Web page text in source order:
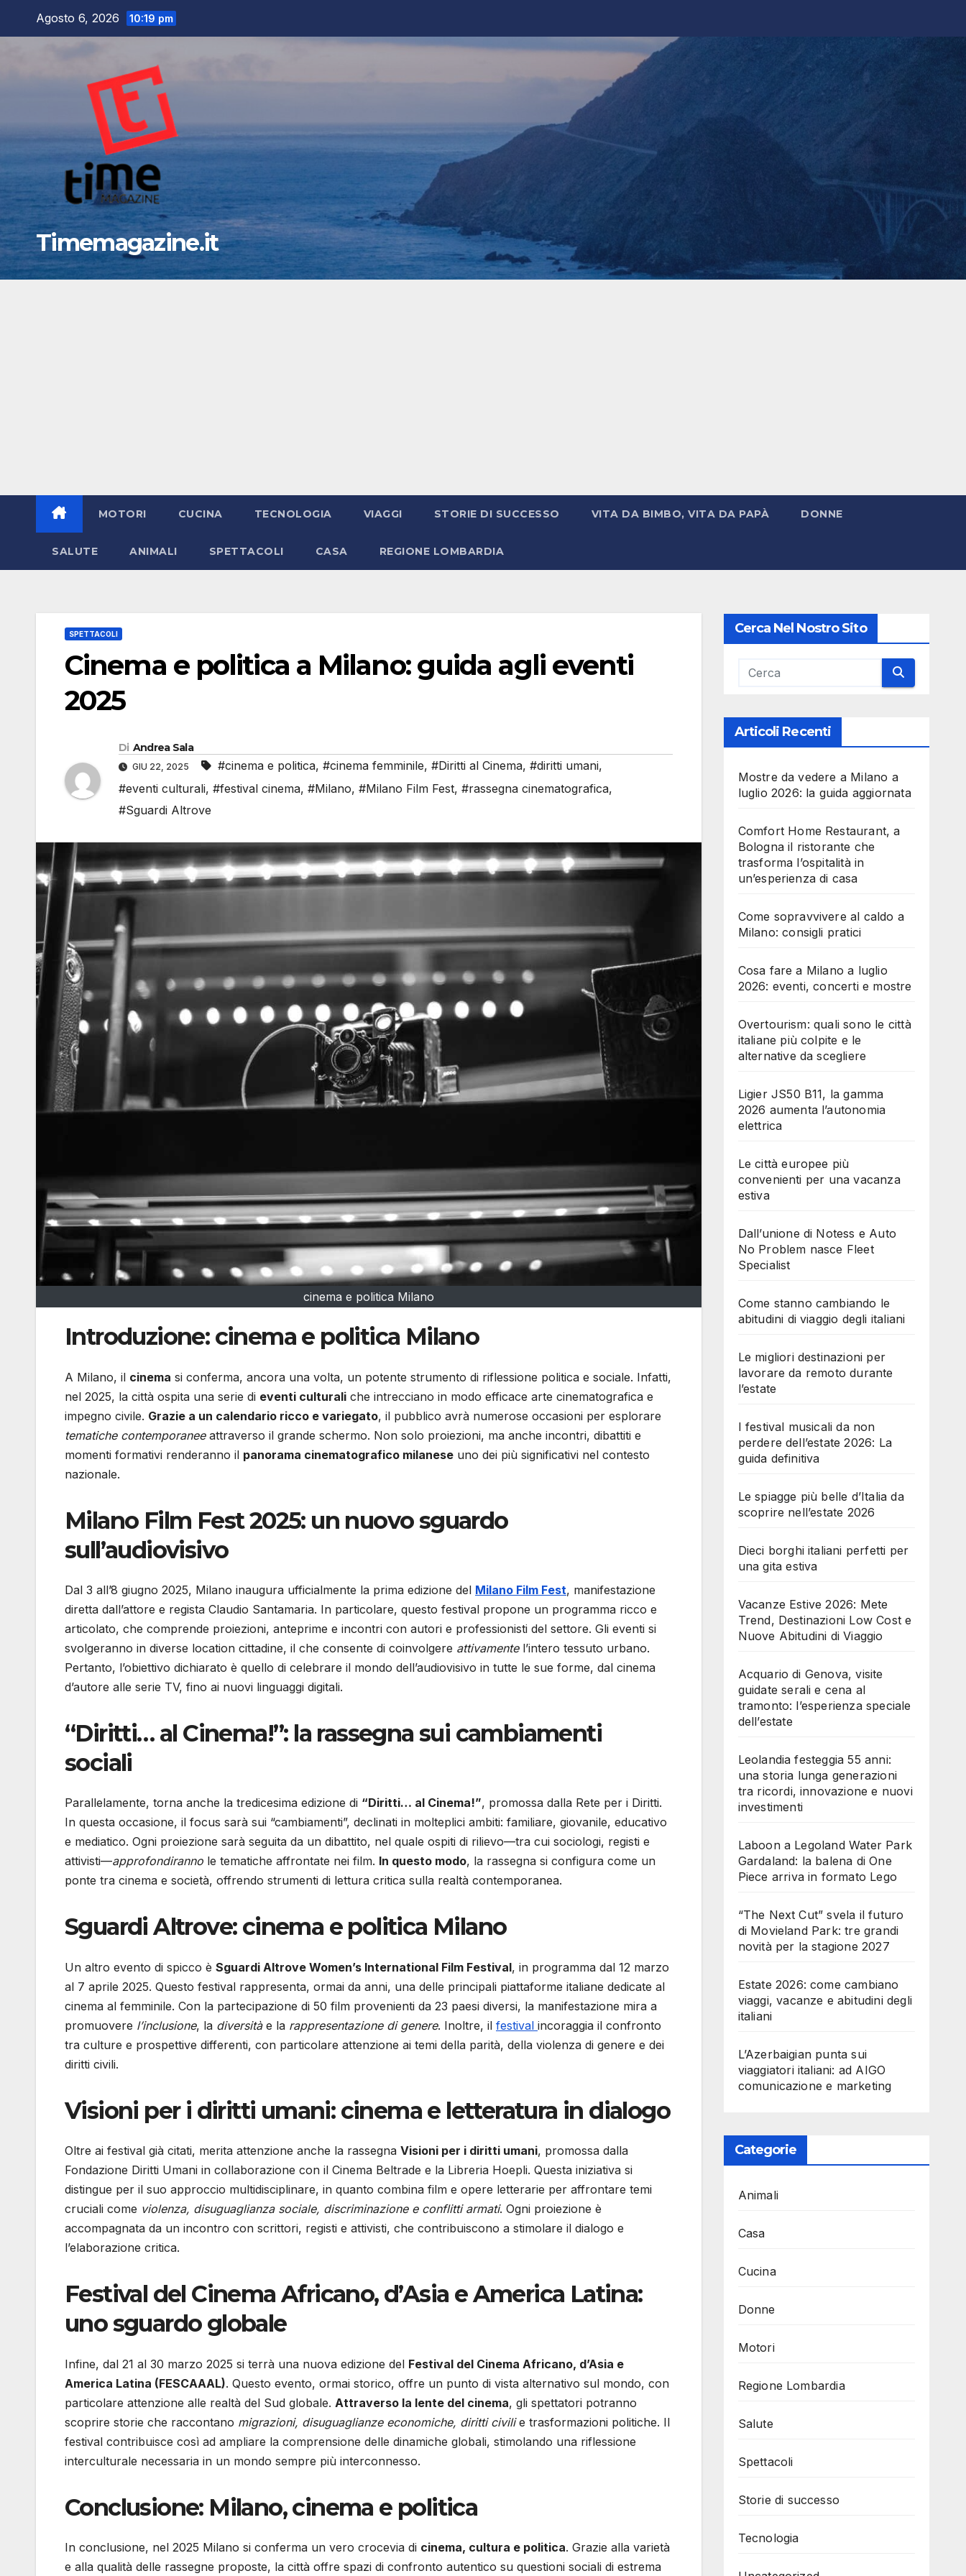
Agosto 6, 2026 10:19 pm
Timemagazine.it
MOTORI CUCINA TECNOLOGIA VIAGGI STORIE DI SUCCESSO VITA DA BIMBO, VITA DA PAPÀ DONNE
SALUTE ANIMALI SPETTACOLI CASA REGIONE LOMBARDIA
SPETTACOLI
Cinema e politica a Milano: guida agli eventi
2025
Di Andrea Sala
GIU 22, 2025 #cinema e politica, #cinema femminile, #Diritti al Cinema, #diritti umani,
#eventi culturali, #festival cinema, #Milano, #Milano Film Fest, #rassegna cinematografica,
#Sguardi Altrove
cinema e politica Milano
Introduzione: cinema e politica Milano
A Milano, il cinema si conferma, ancora una volta, un potente strumento di riflessione politica e sociale. Infatti,
nel 2025, la città ospita una serie di eventi culturali che intrecciano in modo efficace arte cinematografica e
impegno civile. Grazie a un calendario ricco e variegato, il pubblico avrà numerose occasioni per esplorare
tematiche contemporaneeattraverso il grande schermo. Non solo proiezioni, ma anche incontri, dibattiti e
momenti formativi renderanno il panorama cinematografico milanese uno dei più significativi nel contesto
nazionale.
Milano Film Fest 2025: un nuovo sguardo
sull’audiovisivo
Dal 3 all’8 giugno 2025, Milano inaugura ufficialmente la prima edizione del Milano Film Fest, manifestazione
diretta dall’attore e regista Claudio Santamaria. In particolare, questo festival propone un programma ricco e
articolato, che comprende proiezioni, anteprime e incontri con autori e professionisti del settore. Gli eventi si
svolgeranno in diverse location cittadine, il che consente di coinvolgere attivamentel’intero tessuto urbano.
Pertanto, l’obiettivo dichiarato è quello di celebrare il mondo dell’audiovisivo in tutte le sue forme, dal cinema
d’autore alle serie TV, fino ai nuovi linguaggi digitali.
“Diritti… al Cinema!”: la rassegna sui cambiamenti
sociali
Parallelamente, torna anche la tredicesima edizione di “Diritti… al Cinema!”, promossa dalla Rete per i Diritti.
In questa occasione, il focus sarà sui “cambiamenti”, declinati in molteplici ambiti: familiare, giovanile, educativo
e mediatico. Ogni proiezione sarà seguita da un dibattito, nel quale ospiti di rilievo—tra cui sociologi, registi e
attivisti—approfondiranno le tematiche affrontate nei film. In questo modo, la rassegna si configura come un
ponte tra cinema e società, offrendo strumenti di lettura critica sulla realtà contemporanea.
Sguardi Altrove: cinema e politica Milano
Un altro evento di spicco è Sguardi Altrove Women’s International Film Festival, in programma dal 12 marzo
al 7 aprile 2025. Questo festival rappresenta, ormai da anni, una delle principali piattaforme italiane dedicate al
cinema al femminile. Con la partecipazione di 50 film provenienti da 23 paesi diversi, la manifestazione mira a
promuovere l’inclusione, la diversitàe la rappresentazione di genere. Inoltre, il festival incoraggia il confronto
tra culture e prospettive differenti, con particolare attenzione ai temi della parità, della violenza di genere e dei
diritti civili.
Visioni per i diritti umani: cinema e letteratura in dialogo
Oltre ai festival già citati, merita attenzione anche la rassegna Visioni per i diritti umani, promossa dalla
Fondazione Diritti Umani in collaborazione con il Cinema Beltrade e la Libreria Hoepli. Questa iniziativa si
distingue per il suo approccio multidisciplinare, in quanto combina film e opere letterarie per affrontare temi
cruciali come violenza, disuguaglianza sociale, discriminazione e conflitti armati. Ogni proiezione è
accompagnata da un incontro con scrittori, registi e attivisti, che contribuiscono a stimolare il dialogo e
l’elaborazione critica.
Festival del Cinema Africano, d’Asia e America Latina:
uno sguardo globale
Infine, dal 21 al 30 marzo 2025 si terrà una nuova edizione del Festival del Cinema Africano, d’Asia e
America Latina (FESCAAAL). Questo evento, ormai storico, offre un punto di vista alternativo sul mondo, con
particolare attenzione alle realtà del Sud globale. Attraverso la lente del cinema, gli spettatori potranno
scoprire storie che raccontano migrazioni, disuguaglianze economiche, diritti civilie trasformazioni politiche. Il
festival contribuisce così ad ampliare la comprensione delle dinamiche globali, stimolando una riflessione
interculturale necessaria in un mondo sempre più interconnesso.
Conclusione: Milano, cinema e politica
In conclusione, nel 2025 Milano si conferma un vero crocevia di cinema, cultura e politica. Grazie alla varietà
e alla qualità delle rassegne proposte, la città offre spazi di confronto autentico su questioni sociali di estrema
Cerca Nel Nostro Sito
Articoli Recenti
Mostre da vedere a Milano a
luglio 2026: la guida aggiornata
Comfort Home Restaurant, a
Bologna il ristorante che
trasforma l’ospitalità in
un’esperienza di casa
Come sopravvivere al caldo a
Milano: consigli pratici
Cosa fare a Milano a luglio
2026: eventi, concerti e mostre
Overtourism: quali sono le città
italiane più colpite e le
alternative da scegliere
Ligier JS50 B11, la gamma
2026 aumenta l’autonomia
elettrica
Le città europee più
convenienti per una vacanza
estiva
Dall’unione di Notess e Auto
No Problem nasce Fleet
Specialist
Come stanno cambiando le
abitudini di viaggio degli italiani
Le migliori destinazioni per
lavorare da remoto durante
l’estate
I festival musicali da non
perdere dell’estate 2026: La
guida definitiva
Le spiagge più belle d’Italia da
scoprire nell’estate 2026
Dieci borghi italiani perfetti per
una gita estiva
Vacanze Estive 2026: Mete
Trend, Destinazioni Low Cost e
Nuove Abitudini di Viaggio
Acquario di Genova, visite
guidate serali e cena al
tramonto: l’esperienza speciale
dell’estate
Leolandia festeggia 55 anni:
una storia lunga generazioni
tra ricordi, innovazione e nuovi
investimenti
Laboon a Legoland Water Park
Gardaland: la balena di One
Piece arriva in formato Lego
“The Next Cut” svela il futuro
di Movieland Park: tre grandi
novità per la stagione 2027
Estate 2026: come cambiano
viaggi, vacanze e abitudini degli
italiani
L’Azerbaigian punta sui
viaggiatori italiani: ad AIGO
comunicazione e marketing
Categorie
Animali
Casa
Cucina
Donne
Motori
Regione Lombardia
Salute
Spettacoli
Storie di successo
Tecnologia